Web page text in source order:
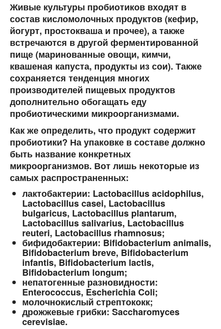
Живые культуры пробиотиков входят в
состав кисломолочных продуктов (кефир,
йогурт, простокваша и прочее), а также
встречаются в другой ферментированной
пище (маринованные овощи, кимчи,
квашеная капуста, продукты из сои). Также
сохраняется тенденция многих
производителей пищевых продуктов
дополнительно обогащать еду
пробиотическими микроорганизмами.
Как же определить, что продукт содержит
пробиотики? На упаковке в составе должно
быть название конкретных
микроорганизмов. Вот лишь некоторые из
самых распространенных:
лактобактерии: Lactobacillus acidophilus,
Lactobacillus casei, Lactobacillus
bulgaricus, Lactobacillus plantarum,
Lactobacillus salivarius, Lactobacillus
reuteri, Lactobacillus rhamnosus;
бифидобактерии: Bifidobacterium animalis,
Bifidobacterium breve, Bifidobacterium
infantis, Bifidobacterium lactis,
Bifidobacterium longum;
непатогенные разновидности:
Enterococcus, Escherichia Coli;
молочнокислый стрептококк;
дрожжевые грибки: Saccharomyces
cerevisiae.